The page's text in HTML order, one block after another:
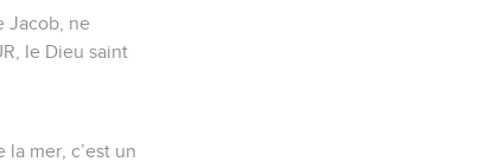
Jacob, ne
le Dieu saint
mer, c’est un